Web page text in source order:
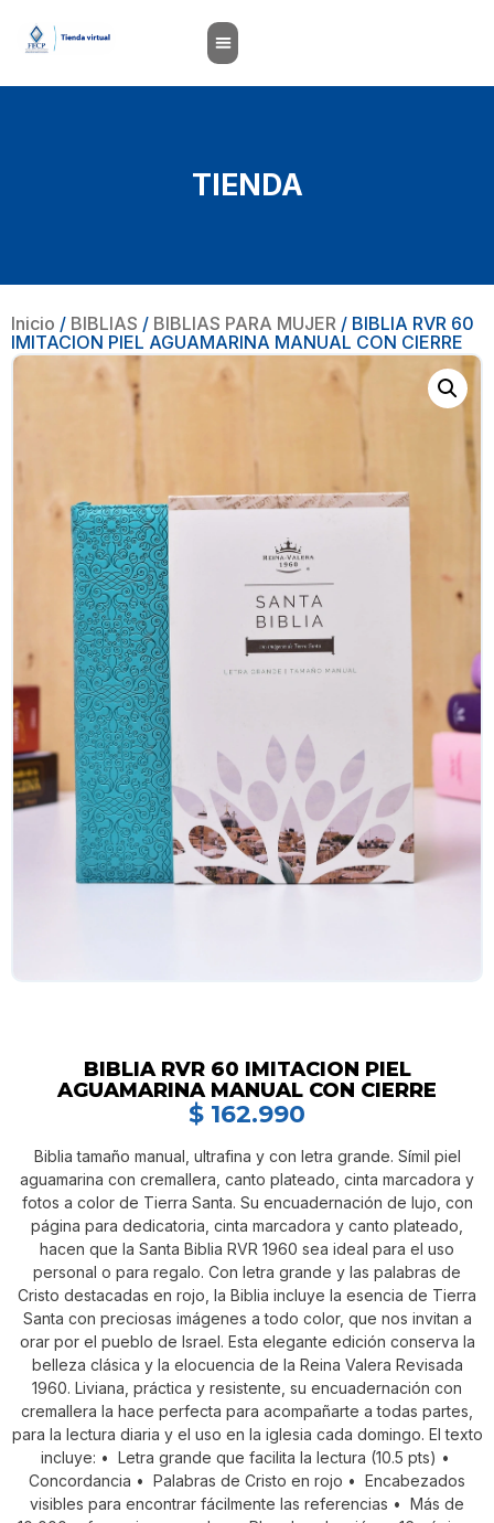
TIENDA
Inicio / BIBLIAS / BIBLIAS PARA MUJER / BIBLIA RVR 60
IMITACION PIEL AGUAMARINA MANUAL CON CIERRE
BIBLIA RVR 60 IMITACION PIEL
AGUAMARINA MANUAL CON CIERRE
$ 162.990
Biblia tamaño manual, ultrafina y con letra grande. Símil piel
aguamarina con cremallera, canto plateado, cinta marcadora y
fotos a color de Tierra Santa. Su encuadernación de lujo, con
página para dedicatoria, cinta marcadora y canto plateado,
hacen que la Santa Biblia RVR 1960 sea ideal para el uso
personal o para regalo. Con letra grande y las palabras de
Cristo destacadas en rojo, la Biblia incluye la esencia de Tierra
Santa con preciosas imágenes a todo color, que nos invitan a
orar por el pueblo de Israel. Esta elegante edición conserva la
belleza clásica y la elocuencia de la Reina Valera Revisada
1960. Liviana, práctica y resistente, su encuadernación con
cremallera la hace perfecta para acompañarte a todas partes,
para la lectura diaria y el uso en la iglesia cada domingo. El texto
incluye: • Letra grande que facilita la lectura (10.5 pts) •
Concordancia • Palabras de Cristo en rojo • Encabezados
visibles para encontrar fácilmente las referencias • Más de